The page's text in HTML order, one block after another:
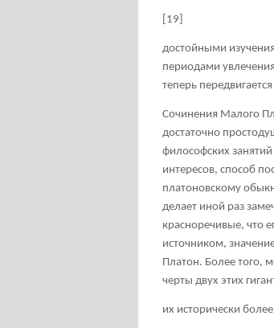
[19]
достойными
периодами
теперь
Сочинения Малого
достаточно
философских
интересов, способ
платоновскому
делает иной раз
красноречивые, что
источником,
Платон. Более того,
черты двух этих
их исторически